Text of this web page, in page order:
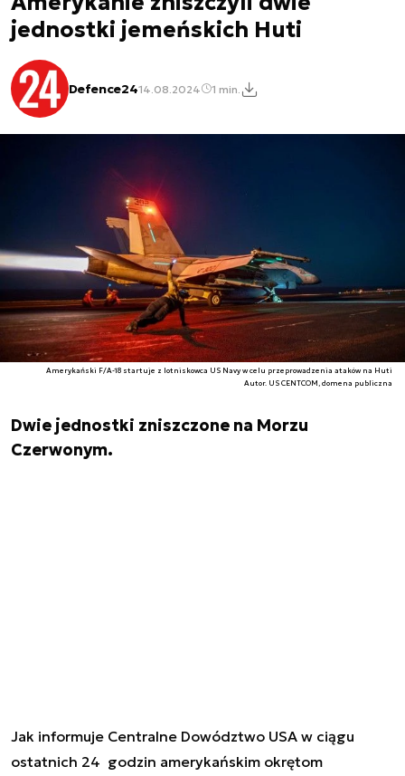
jednostki jemeńskich Huti
Defence2414.08.2024 1 min.
Amerykański F/A-18 startuje z lotniskowca US Navy w celu przeprowadzenia ataków na Huti
Autor. US CENTCOM, domena publiczna
Dwie jednostki zniszczone na Morzu
Czerwonym.
Jak informuje Centralne Dowództwo USA w ciągu
ostatnich 24 godzin amerykańskim okrętom